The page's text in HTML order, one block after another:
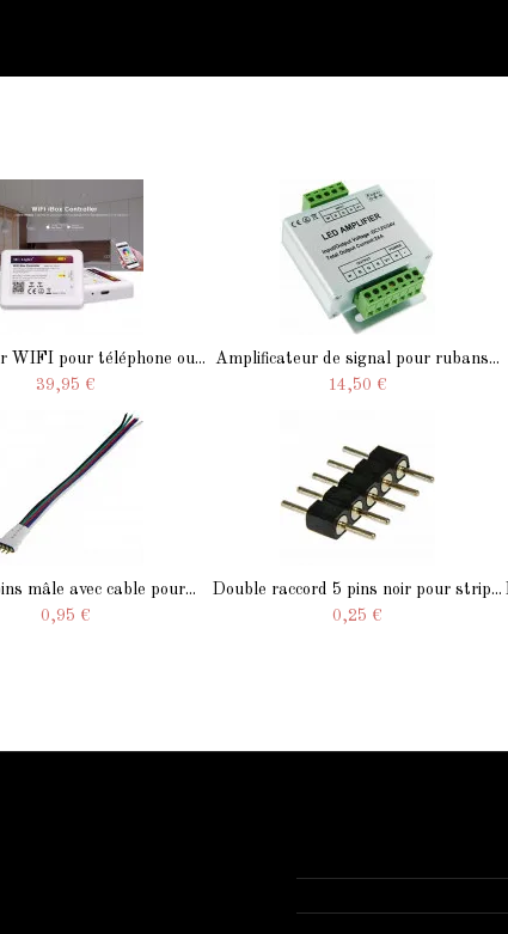
WIFI pour téléphone ou...
39,95 €
Amplificateur de signal pour rubans...
14,50 €
mâle avec cable pour...
0,95 €
Double raccord 5 pins noir pour strip...
0,25 €